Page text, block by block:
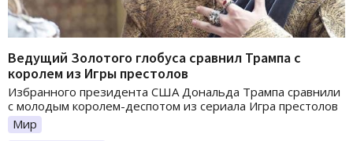
Ведущий Золотого глобуса сравнил Трампа с
королем из Игры престолов
Избранного президента США Дональда Трампа сравнили
с молодым королем-деспотом из сериала Игра престолов
Мир